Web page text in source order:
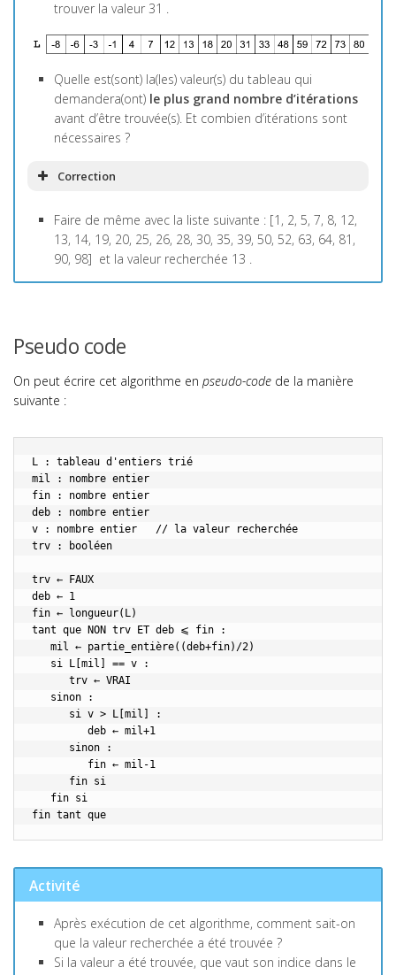
trouver la valeur 31 .
Quelle est(sont) la(les) valeur(s) du tableau qui
demandera(ont) le plus grand nombre d’itérations
avant d’être trouvée(s). Et combien d’itérations sont
nécessaires ?
Correction
Faire de même avec la liste suivante : [1, 2, 5, 7, 8, 12,
13, 14, 19, 20, 25, 26, 28, 30, 35, 39, 50, 52, 63, 64, 81,
90, 98] et la valeur recherchée 13
Pseudo code
On peut écrire cet algorithme en pseudo-code de la manière
suivante :
L : tableau d'entiers trié
mil : nombre entier
fin : nombre entier
deb : nombre entier
v : nombre entier   // la valeur recherchée
trv : booléen
trv ← FAUX
deb ← 1
fin ← longueur(L)
tant que NON trv ET deb ⩽ fin :
Activité
Après exécution de cet algorithme, comment sait-on
que la valeur recherchée a été trouvée ?
Si la valeur a été trouvée, que vaut son indice dans le